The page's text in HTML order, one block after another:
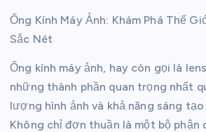
Ống Kính Máy Ảnh: Khám Phá Thế
Sắc Nét
Ống kính máy ảnh, hay còn gọi là
những thành phần quan trọng nhất
lượng hình ảnh và khả năng sáng
Không chỉ đơn thuần là một bộ phận